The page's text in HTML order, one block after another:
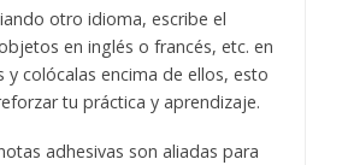
otro idioma, escribe el
en inglés o francés, etc. en
y colócalas encima de ellos, esto
tu práctica y aprendizaje.
adhesivas son aliadas para